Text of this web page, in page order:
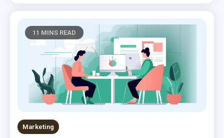
11 MINS READ
Marketing